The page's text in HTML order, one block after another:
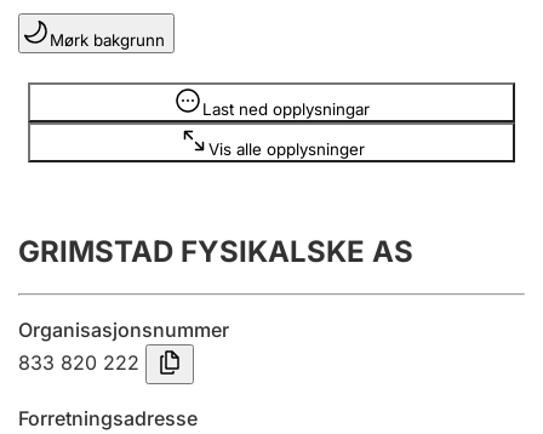
Lag og foreining
Registrere, endre, slette
Årsrekneskap
Innsending og forseinkingsgebyr
Mørk bakgrunn
Last ned opplysningar
Vis alle opplysninger
Opplysninger er skjult
GRIMSTAD FYSIKALSKE AS
Organisasjonsnummer
833 820 222
Forretningsadresse